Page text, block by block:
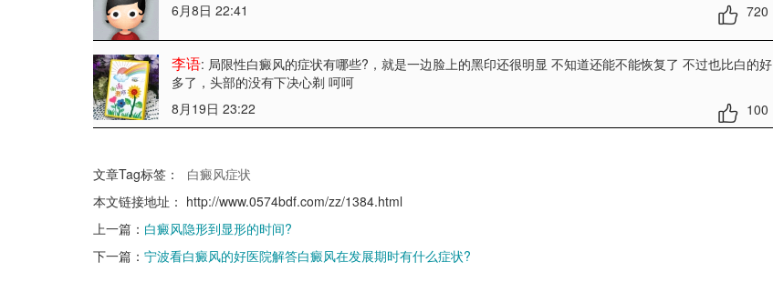
6月8日 22:41
720
李语: 局限性白癜风的症状有哪些? ，就是一边脸上的黑印还很明显 不知道还能不能恢复了 不过也比白的好
多了，头部的没有下决心剃 呵呵
8月19日 23:22
100
文章Tag标签：
白癜风症状
本文链接地址： http://www.0574bdf.com/zz/1384.html
上一篇： 白癜风隐形到显形的时间?
下一篇： 宁波看白癜风的好医院解答白癜风在发展期时有什么症状?